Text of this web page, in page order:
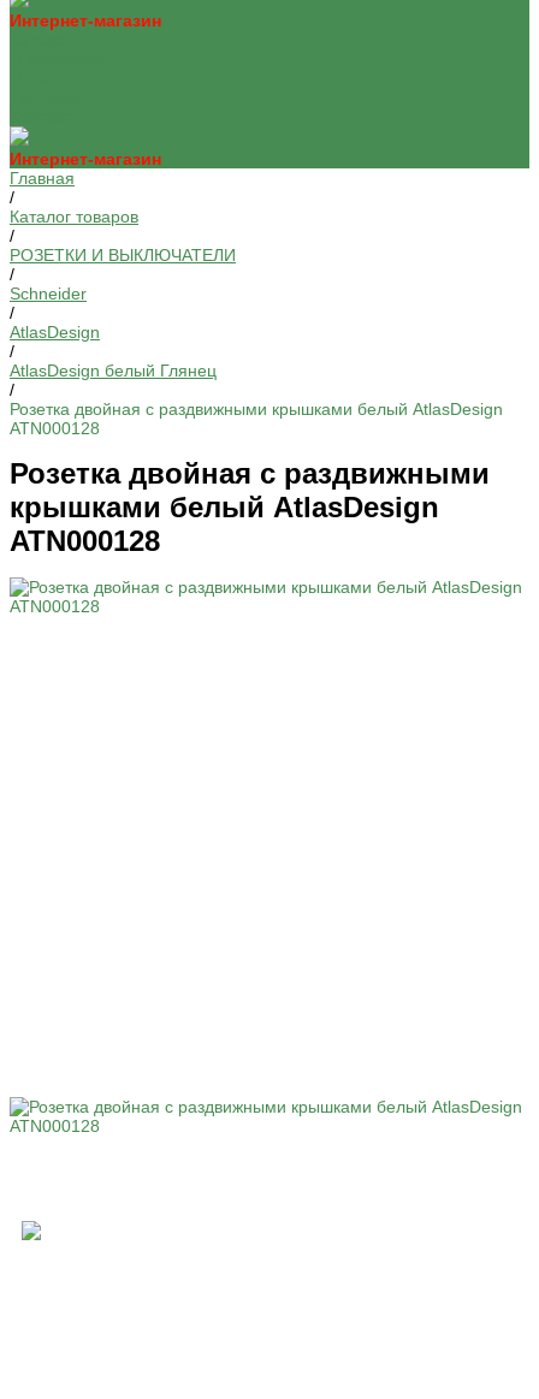
Интернет-магазин
Интернет-магазин
Главная
/
Каталог товаров
/
РОЗЕТКИ И ВЫКЛЮЧАТЕЛИ
/
Schneider
/
AtlasDesign
/
AtlasDesign белый Глянец
/
Розетка двойная с раздвижными крышками белый AtlasDesign
ATN000128
Розетка двойная с раздвижными
крышками белый AtlasDesign
ATN000128